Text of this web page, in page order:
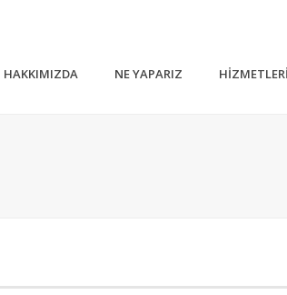
HAKKIMIZDA NE YAPARIZ